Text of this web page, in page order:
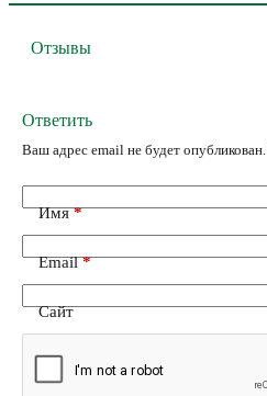
Отзывы
Ответить
Ваш адрес email не будет опубликован.
Имя*
Email*
Сайт